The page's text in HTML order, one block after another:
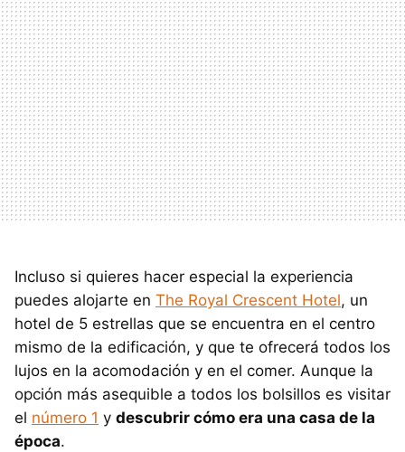
Incluso si quieres hacer especial la experiencia
puedes alojarte en The Royal Crescent Hotel, un
hotel de 5 estrellas que se encuentra en el centro
mismo de la edificación, y que te ofrecerá todos los
lujos en la acomodación y en el comer. Aunque la
opción más asequible a todos los bolsillos es visitar
el número 1 y descubrir cómo era una casa de la
época.